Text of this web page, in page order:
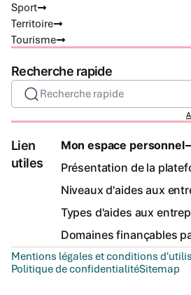
Sport
Territoire
Tourisme
Recherche rapide
Recherche rapide
Lien
utiles
Mon espace personnel
Présentation de la
Niveaux d'aides aux
Types d'aides aux
Domaines finançables
Mentions légales et conditions
Politique de confidentialitéSitemap